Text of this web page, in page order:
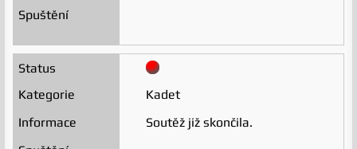
Kadet
Soutěž již skončila.